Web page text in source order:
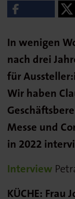
In wenigen
nach drei
für
Wir haben
Messe und
in 2022
Interview
KÜCHE: Frau